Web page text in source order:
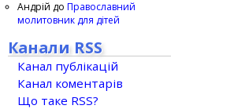
Андрій до Православний
молитовник для дітей
Канали RSS
Канал публікацій
Канал коментарів
Що таке RSS?